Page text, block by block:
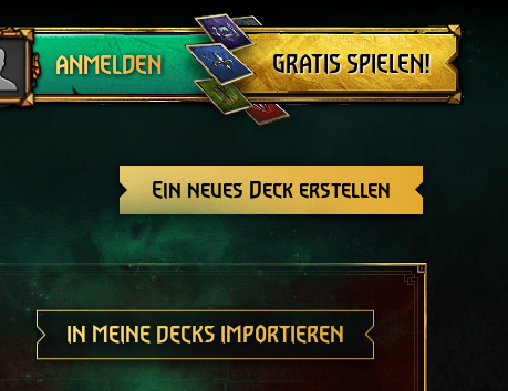
ANMELDEN
Abmelden
GRATIS SPIELEN!
Ein neues Deck erstellen
IN MEINE DECKS IMPORTIEREN